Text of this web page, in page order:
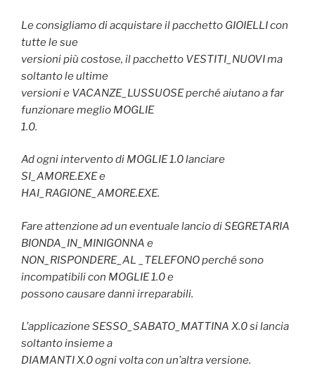
Le consigliamo di acquistare il pacchetto GIOIELLI con
tutte le sue
versioni più costose, il pacchetto VESTITI_NUOVI ma
soltanto le ultime
versioni e VACANZE_LUSSUOSE perché aiutano a far
funzionare meglio MOGLIE
1.0.
Ad ogni intervento di MOGLIE 1.0 lanciare
SI_AMORE.EXE e
HAI_RAGIONE_AMORE.EXE.
Fare attenzione ad un eventuale lancio di SEGRETARIA
BIONDA_IN_MINIGONNA e
NON_RISPONDERE_AL _TELEFONO perché sono
incompatibili con MOGLIE 1.0 e
possono causare danni irreparabili.
L’applicazione SESSO_SABATO_MATTINA X.0 si lancia
soltanto insieme a
DIAMANTI X.0 ogni volta con un’altra versione.